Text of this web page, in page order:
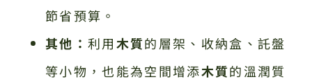
節省預算。
其他：利用木質的層架、收納盒、託盤
等小物，也能為空間增添木質的溫潤質